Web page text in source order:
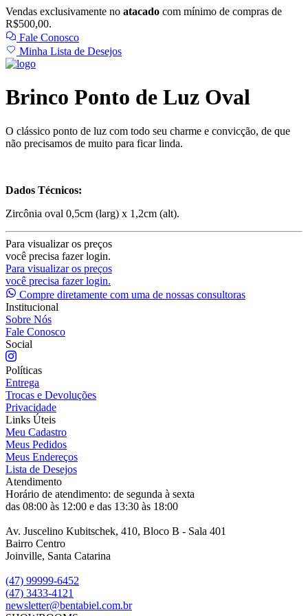
Vendas exclusivamente no atacado com mínimo de compras de
R$500,00.
Fale Conosco
Minha Lista de Desejos
Brinco Ponto de Luz Oval
O clássico ponto de luz com todo seu charme e convicção, de que
não precisamos de muito para ficar linda.
Dados Técnicos:
Zircônia oval 0,5cm (larg) x 1,2cm (alt).
Para visualizar os preços
você precisa fazer login.
Para visualizar os preços
você precisa fazer login.
Compre diretamente com uma de nossas consultoras
Institucional
Sobre Nós
Fale Conosco
Social
Políticas
Entrega
Trocas e Devoluções
Privacidade
Links Úteis
Meu Cadastro
Meus Pedidos
Meus Endereços
Lista de Desejos
Atendimento
Horário de atendimento: de segunda à sexta
das 08:00 às 12:00 e das 13:30 às 18:00
Av. Juscelino Kubitschek, 410, Bloco B - Sala 401
Bairro Centro
Joinville, Santa Catarina
(47) 99999-6452
(47) 3433-4121
newsletter@bentabiel.com.br